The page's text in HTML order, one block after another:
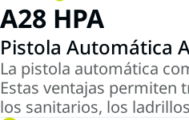
A28 HPA
Pistola Automática
La pistola automática
Estas ventajas permiten
los sanitarios, los